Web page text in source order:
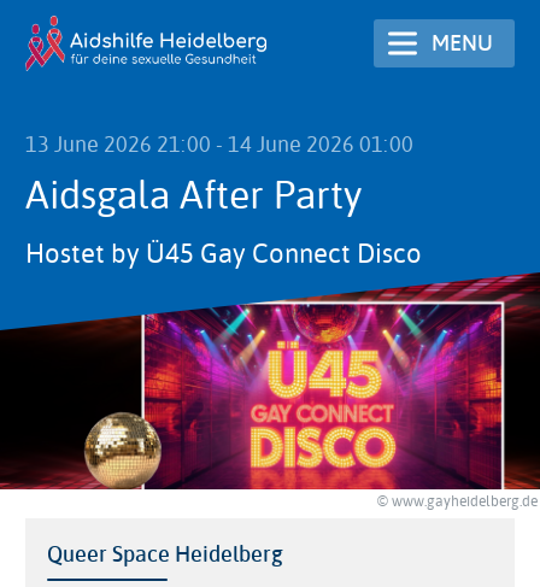
Skip
MENU
13 June 2026 21:00 -14 June 2026 01:00
Aidsgala After Party
Hostet by Ü45 Gay Connect Disco
© www.gayheidelberg.de
Location
Queer Space Heidelberg